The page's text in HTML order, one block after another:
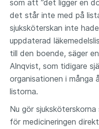
som att ”det ligger en
det står inte med på
sjuksköterskan inte
uppdaterad
till den boende, säger
Alnqvist, som tidigare
organisationen i många
listorna.
Nu gör
för medicineringen